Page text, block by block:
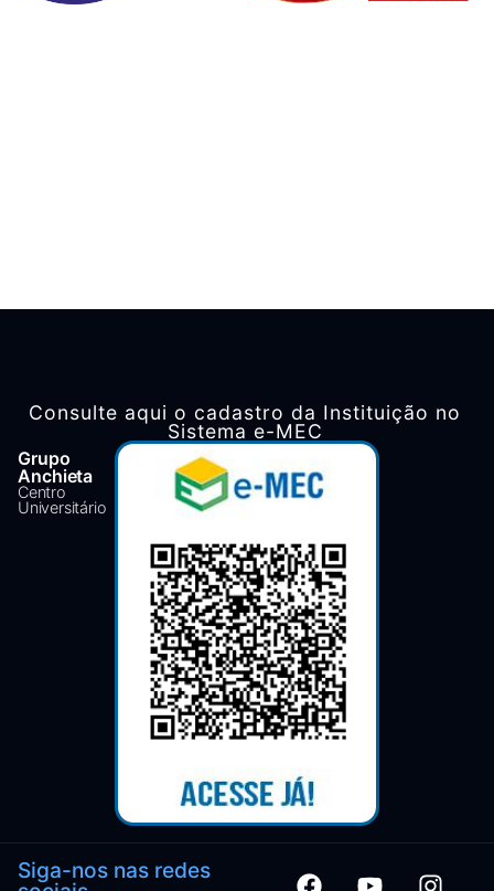
Grupo
Anchieta
Centro
Universitário
Consulte aqui o cadastro da Instituição no
Sistema e-MEC
Siga-nos nas redes